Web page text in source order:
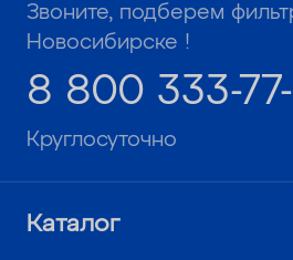
Звоните, подберем
Новосибирске !
8 800 333-
Круглосуточно
Каталог